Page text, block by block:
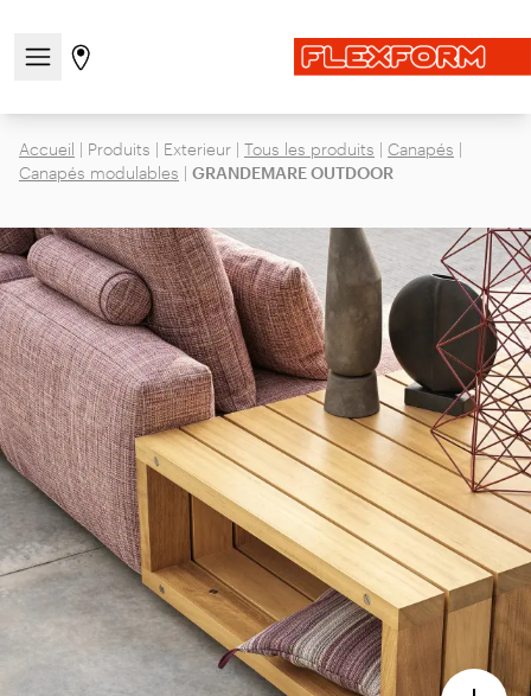
Ouvrir/fermer le menu de navigation
Aller à la page des magasins
Accueil | Produits | Exterieur | Tous les produits | Canapés |
Canapés modulables | GRANDEMARE OUTDOOR